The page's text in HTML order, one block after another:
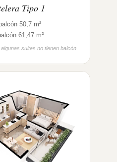
Tipo 1
50,7 m²
61,47 m²
suites no tienen balcón